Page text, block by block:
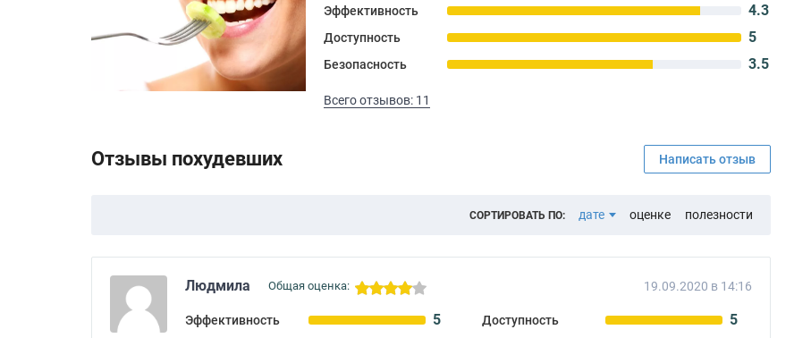
Эффективность 4.3
Доступность 5
Безопасность 3.5
Всего отзывов: 11
Отзывы похудевших Написать отзыв
СОРТИРОВАТЬ ПО: дате оценке полезности
Людмила Общая оценка: 19.09.2020 в 14:16
Эффективность 5 Доступность 5